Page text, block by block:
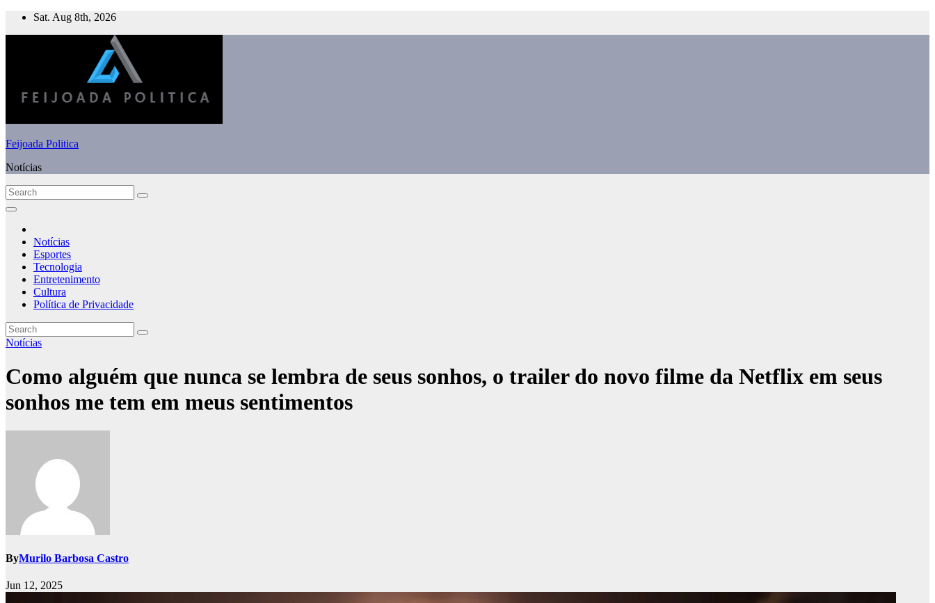
Skip
Sat. Aug 8th, 2026
Feijoada Politica
Notícias
Notícias
Esportes
Tecnologia
Entretenimento
Cultura
Política de Privacidade
Notícias
Como alguém que nunca se lembra de seus sonhos, o trailer do novo filme da Netflix em seus
sonhos me tem em meus sentimentos
ByMurilo Barbosa Castro
Jun 12, 2025